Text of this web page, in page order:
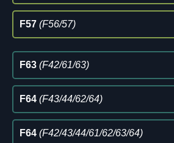
F57 (F56/57)
F63 (F42/61/63)
F64 (F43/44/62/64)
F64 (F42/43/44/61/62/63/64)